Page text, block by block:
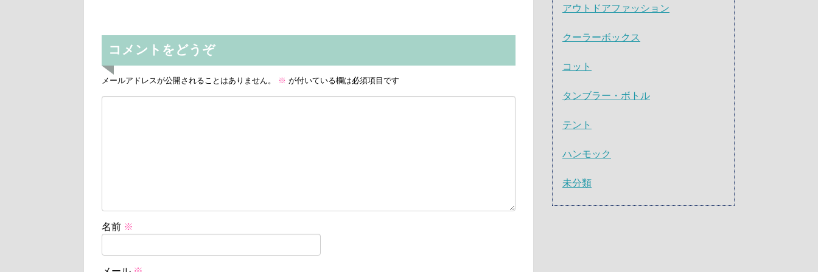
コメントをどうぞ
メールアドレスが公開されることはありません。 ※ が付いている欄は必須項目です
名前 ※
アウトドアファッション
クーラーボックス
コット
タンブラー・ボトル
テント
ハンモック
未分類